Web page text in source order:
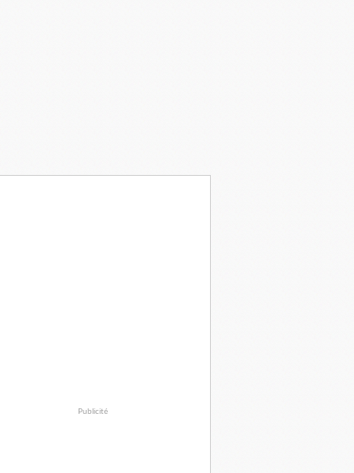
Publicité